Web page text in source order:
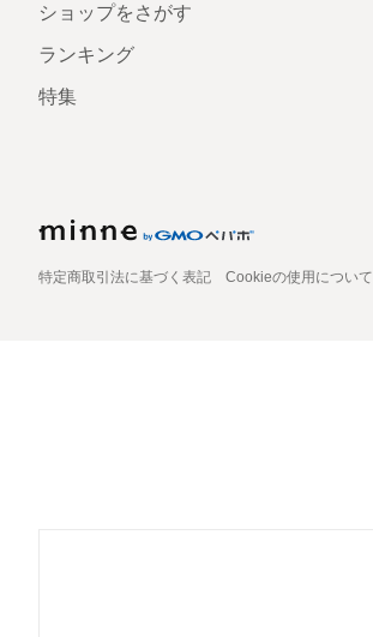
ショップをさがす
ランキング
特集
特定商取引法に基づく表記 Cookieの使用について